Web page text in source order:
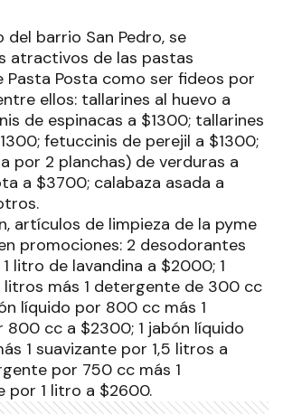
del barrio San Pedro, se
atractivos de las pastas
Pasta Posta como ser fideos por
ellos: tallarines al huevo a
de espinacas a $1300; tallarines
fetuccinis de perejil a $1300;
por 2 planchas) de verduras a
a $3700; calabaza asada a
artículos de limpieza de la pyme
promociones: 2 desodorantes
litro de lavandina a $2000; 1
litros más 1 detergente de 300 cc
líquido por 800 cc más 1
800 cc a $2300; 1 jabón líquido
1 suavizante por 1,5 litros a
por 750 cc más 1
por 1 litro a $2600.